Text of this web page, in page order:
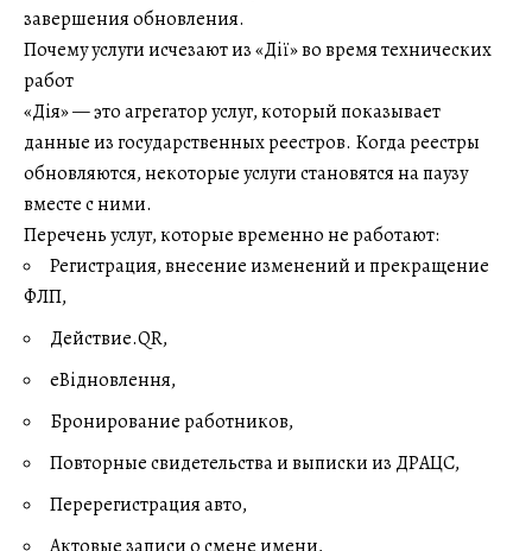
завершения обновления.
Почему услуги исчезают из «Дії» во время технических
работ
«Дія» — это агрегатор услуг, который показывает
данные из государственных реестров. Когда реестры
обновляются, некоторые услуги становятся на паузу
вместе с ними.
Перечень услуг, которые временно не работают:
Регистрация, внесение изменений и прекращение
ФЛП,
Действие.QR,
еВідновлення,
Бронирование работников,
Повторные свидетельства и выписки из ДРАЦС,
Перерегистрация авто,